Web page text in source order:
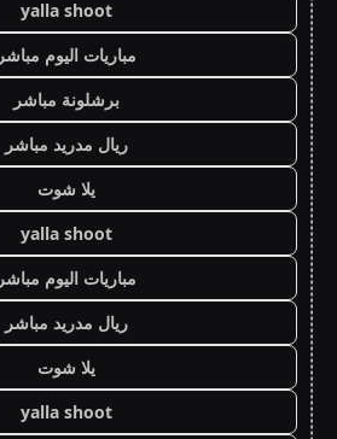
yalla shoot
مباريات اليوم مباشر
برشلونة مباشر
ريال مدريد مباشر
يلا شوت
yalla shoot
مباريات اليوم مباشر
ريال مدريد مباشر
يلا شوت
yalla shoot